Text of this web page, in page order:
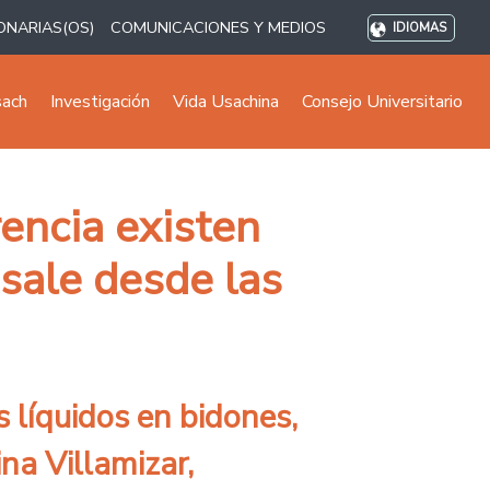
COMUNICACIONES Y MEDIOS IDIOMAS
Investigación Vida Usachina Consejo Universitario
existen
desde las
líquidos en bidones,
Villamizar,